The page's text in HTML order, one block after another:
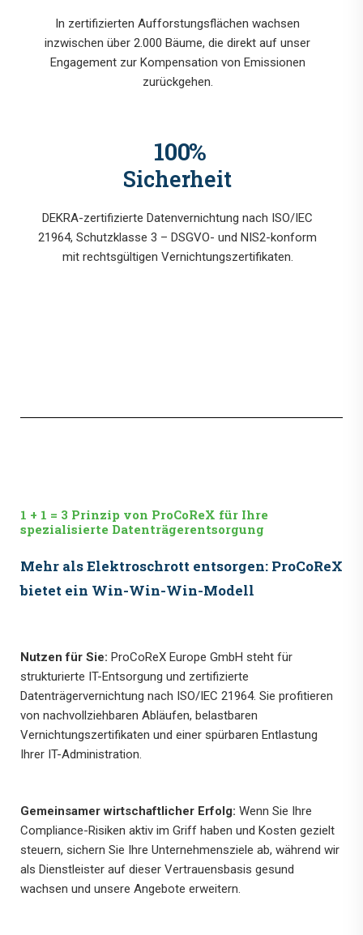
In zertifizierten Aufforstungsflächen wachsen
inzwischen über 2.000 Bäume, die direkt auf unser
Engagement zur Kompensation von Emissionen
zurückgehen.
100%
Sicherheit
DEKRA-zertifizierte Datenvernichtung nach ISO/IEC
21964, Schutzklasse 3 – DSGVO- und NIS2-konform
mit rechtsgültigen Vernichtungszertifikaten.
1 + 1 = 3 Prinzip von ProCoReX für Ihre
spezialisierte Datenträgerentsorgung
Mehr als Elektroschrott entsorgen: ProCoReX
bietet ein Win-Win-Win-Modell
Nutzen für Sie: ProCoReX Europe GmbH steht für
strukturierte IT-Entsorgung und zertifizierte
Datenträgervernichtung nach ISO/IEC 21964. Sie profitieren
von nachvollziehbaren Abläufen, belastbaren
Vernichtungszertifikaten und einer spürbaren Entlastung
Ihrer IT-Administration.
Gemeinsamer wirtschaftlicher Erfolg: Wenn Sie Ihre
Compliance-Risiken aktiv im Griff haben und Kosten gezielt
steuern, sichern Sie Ihre Unternehmensziele ab, während wir
als Dienstleister auf dieser Vertrauensbasis gesund
wachsen und unsere Angebote erweitern.